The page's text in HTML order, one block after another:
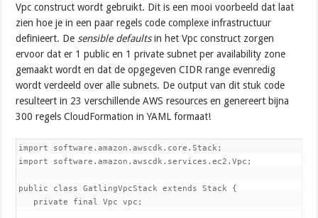
Vpc construct wordt gebruikt. Dit is een mooi voorbeeld dat laat
zien hoe je in een paar regels code complexe infrastructuur
definieert. De sensible defaultsin het Vpc construct zorgen
ervoor dat er 1 public en 1 private subnet per availability zone
gemaakt wordt en dat de opgegeven CIDR range evenredig
wordt verdeeld over alle subnets. De output van dit stuk code
resulteert in 23 verschillende AWS resources en genereert bijna
300 regels CloudFormation in YAML formaat!
import software.amazon.awscdk.core.Stack;
import software.amazon.awscdk.services.ec2.Vpc;
public class GatlingVpcStack extends Stack {
private final Vpc vpc;